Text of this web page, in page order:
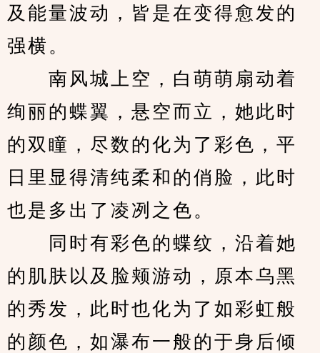
及能量波动，皆是在变得愈发的
强横。
南风城上空，白萌萌扇动着
绚丽的蝶翼，悬空而立，她此时
的双瞳，尽数的化为了彩色，平
日里显得清纯柔和的俏脸，此时
也是多出了凌冽之色。
同时有彩色的蝶纹，沿着她
的肌肤以及脸颊游动，原本乌黑
的秀发，此时也化为了如彩虹般
的颜色，如瀑布一般的于身后倾